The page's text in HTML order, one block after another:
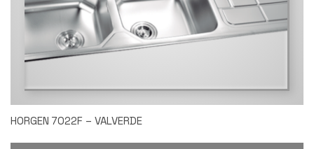
HORGEN 7022F – VALVERDE